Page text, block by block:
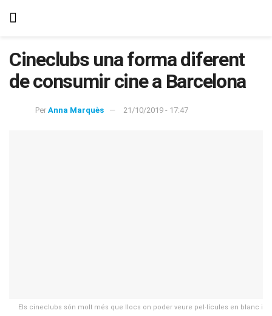
Cineclubs una forma diferent
de consumir cine a Barcelona
Per Anna Marquès 21/10/2019 - 17:47
Els cineclubs són molt més que llocs on poder veure pel·lícules en blanc i